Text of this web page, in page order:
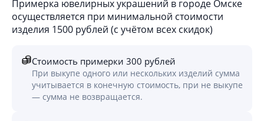
Примерка ювелирных украшений в городе Омске
осуществляется при минимальной стоимости
изделия 1500 рублей (с учётом всех скидок)
Стоимость примерки 300 рублей
При выкупе одного или нескольких изделий сумма
учитывается в конечную стоимость, при не выкупе
— сумма не возвращается.